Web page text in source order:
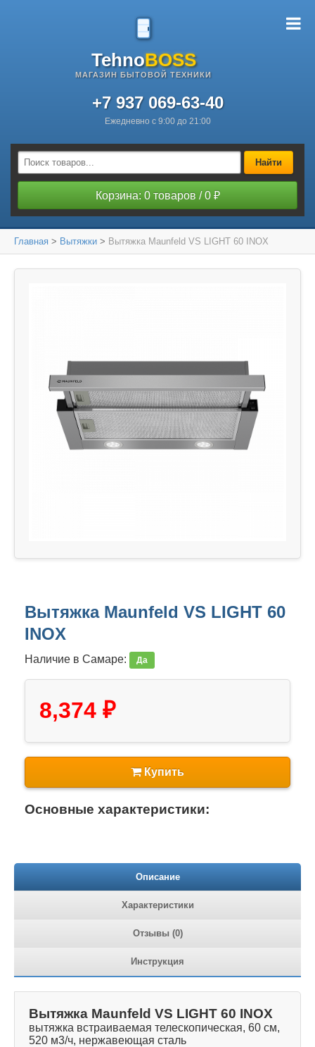
TehnoBOSS
МАГАЗИН БЫТОВОЙ ТЕХНИКИ
+7 937 069-63-40
Ежедневно с 9:00 до 21:00
Найти
Корзина: 0 товаров / 0 ₽
Главная > Вытяжки > Вытяжка Maunfeld VS LIGHT 60 INOX
Вытяжка Maunfeld VS LIGHT 60
INOX
Наличие в Самаре: Да
8,374 ₽
Купить
Основные характеристики:
Описание
Характеристики
Отзывы (0)
Инструкция
Вытяжка Maunfeld VS LIGHT 60 INOX
вытяжка встраиваемая телескопическая, 60 см,
520 м3/ч, нержавеющая сталь